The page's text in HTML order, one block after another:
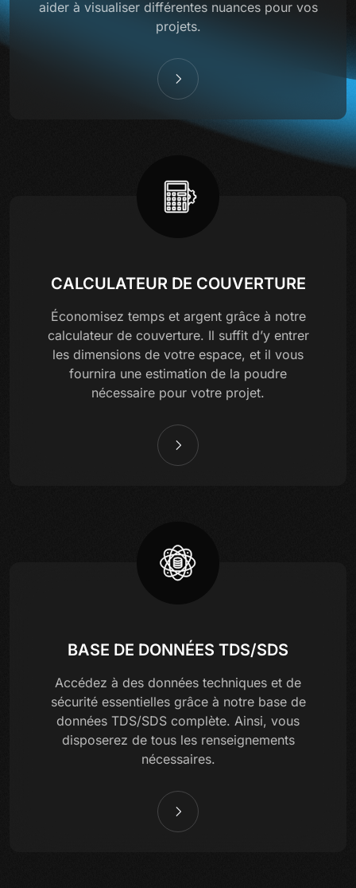
aider à visualiser différentes nuances pour vos
projets.
CALCULATEUR DE COUVERTURE
Économisez temps et argent grâce à notre
calculateur de couverture. Il suffit d’y entrer
les dimensions de votre espace, et il vous
fournira une estimation de la poudre
nécessaire pour votre projet.
BASE DE DONNÉES TDS/SDS
Accédez à des données techniques et de
sécurité essentielles grâce à notre base de
données TDS/SDS complète. Ainsi, vous
disposerez de tous les renseignements
nécessaires.